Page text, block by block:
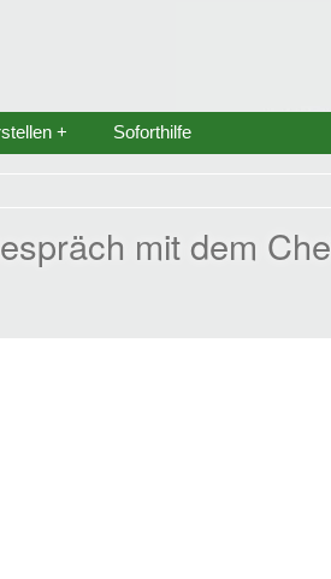
+ Soforthilfe
mit dem